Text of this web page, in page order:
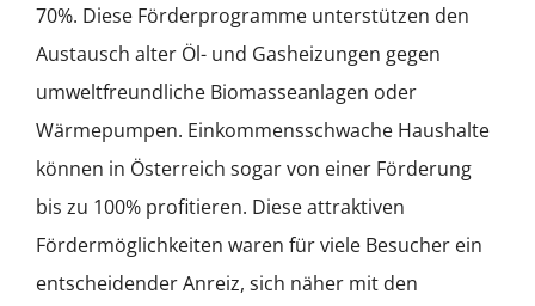
70%. Diese Förderprogramme unterstützen den
Austausch alter Öl- und Gasheizungen gegen
umweltfreundliche Biomasseanlagen oder
Wärmepumpen. Einkommensschwache Haushalte
können in Österreich sogar von einer Förderung
bis zu 100% profitieren. Diese attraktiven
Fördermöglichkeiten waren für viele Besucher ein
entscheidender Anreiz, sich näher mit den